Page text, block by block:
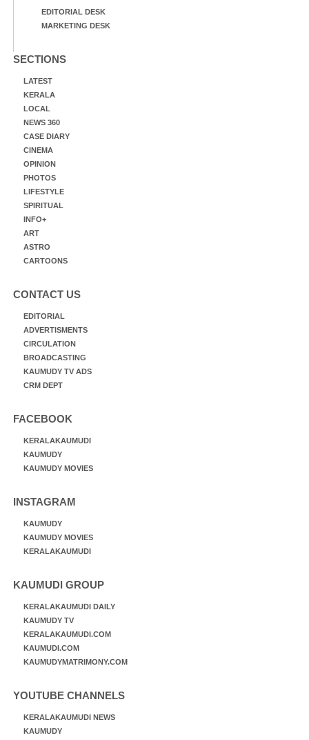
EDITORIAL DESK
MARKETING DESK
SECTIONS
LATEST
KERALA
LOCAL
NEWS 360
CASE DIARY
CINEMA
OPINION
PHOTOS
LIFESTYLE
SPIRITUAL
INFO+
ART
ASTRO
CARTOONS
CONTACT US
EDITORIAL
ADVERTISMENTS
CIRCULATION
BROADCASTING
KAUMUDY TV ADS
CRM DEPT
FACEBOOK
KERALAKAUMUDI
KAUMUDY
KAUMUDY MOVIES
INSTAGRAM
KAUMUDY
KAUMUDY MOVIES
KERALAKAUMUDI
KAUMUDI GROUP
KERALAKAUMUDI DAILY
KAUMUDY TV
KERALAKAUMUDI.COM
KAUMUDI.COM
KAUMUDYMATRIMONY.COM
YOUTUBE CHANNELS
KERALAKAUMUDI NEWS
KAUMUDY